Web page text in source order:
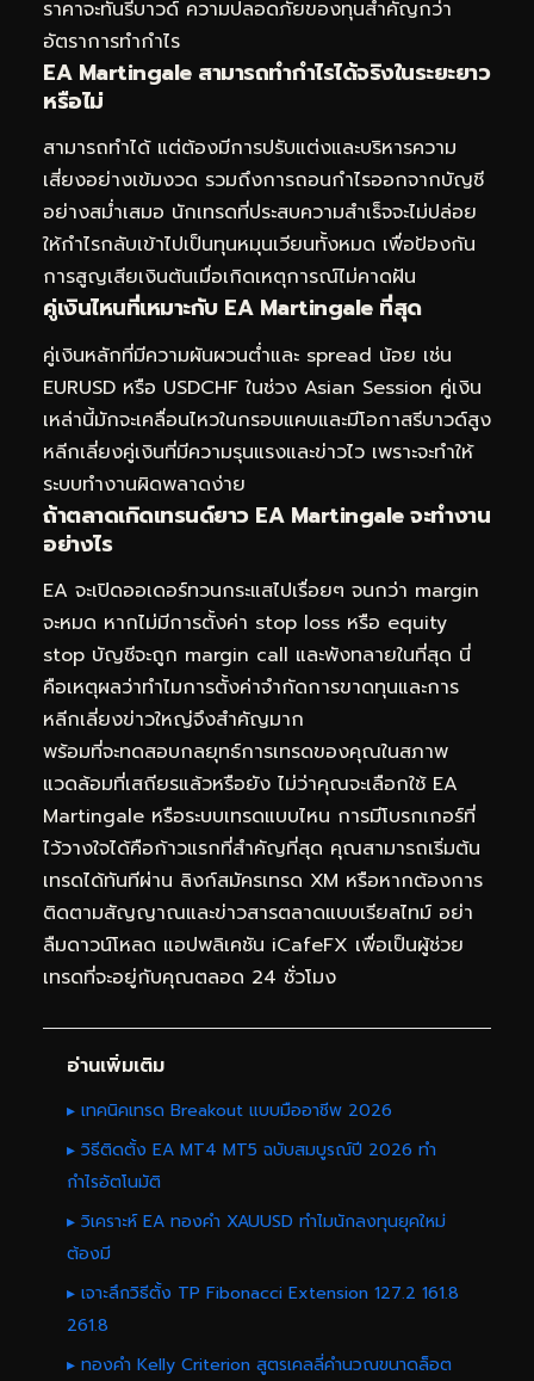
ราคาจะทันรีบาวด์ ความปลอดภัยของทุนสำคัญกว่า
อัตราการทำกำไร
EA Martingale สามารถทำกำไรได้จริงในระยะยาว
หรือไม่
สามารถทำได้ แต่ต้องมีการปรับแต่งและบริหารความ
เสี่ยงอย่างเข้มงวด รวมถึงการถอนกำไรออกจากบัญชี
อย่างสม่ำเสมอ นักเทรดที่ประสบความสำเร็จจะไม่ปล่อย
ให้กำไรกลับเข้าไปเป็นทุนหมุนเวียนทั้งหมด เพื่อป้องกัน
การสูญเสียเงินต้นเมื่อเกิดเหตุการณ์ไม่คาดฝัน
คู่เงินไหนที่เหมาะกับ EA Martingale ที่สุด
คู่เงินหลักที่มีความผันผวนต่ำและ spread น้อย เช่น
EURUSD หรือ USDCHF ในช่วง Asian Session คู่เงิน
เหล่านี้มักจะเคลื่อนไหวในกรอบแคบและมีโอกาสรีบาวด์สูง
หลีกเลี่ยงคู่เงินที่มีความรุนแรงและข่าวไว เพราะจะทำให้
ระบบทำงานผิดพลาดง่าย
ถ้าตลาดเกิดเทรนด์ยาว EA Martingale จะทำงาน
อย่างไร
EA จะเปิดออเดอร์ทวนกระแสไปเรื่อยๆ จนกว่า margin
จะหมด หากไม่มีการตั้งค่า stop loss หรือ equity
stop บัญชีจะถูก margin call และพังทลายในที่สุด นี่
คือเหตุผลว่าทำไมการตั้งค่าจำกัดการขาดทุนและการ
หลีกเลี่ยงข่าวใหญ่จึงสำคัญมาก
พร้อมที่จะทดสอบกลยุทธ์การเทรดของคุณในสภาพ
แวดล้อมที่เสถียรแล้วหรือยัง ไม่ว่าคุณจะเลือกใช้ EA
Martingale หรือระบบเทรดแบบไหน การมีโบรกเกอร์ที่
ไว้วางใจได้คือก้าวแรกที่สำคัญที่สุด คุณสามารถเริ่มต้น
เทรดได้ทันทีผ่าน ลิงก์สมัครเทรด XM หรือหากต้องการ
ติดตามสัญญาณและข่าวสารตลาดแบบเรียลไทม์ อย่า
ลืมดาวน์โหลด แอปพลิเคชัน iCafeFX เพื่อเป็นผู้ช่วย
เทรดที่จะอยู่กับคุณตลอด 24 ชั่วโมง
อ่านเพิ่มเติม
▸ เทคนิคเทรด Breakout แบบมืออาชีพ 2026
▸ วิธีติดตั้ง EA MT4 MT5 ฉบับสมบูรณ์ปี 2026 ทำ
กำไรอัตโนมัติ
▸ วิเคราะห์ EA ทองคำ XAUUSD ทำไมนักลงทุนยุคใหม่
ต้องมี
▸ เจาะลึกวิธีตั้ง TP Fibonacci Extension 127.2 161.8
261.8
▸ ทองคำ Kelly Criterion สูตรเคลลี่คำนวณขนาดล็อต